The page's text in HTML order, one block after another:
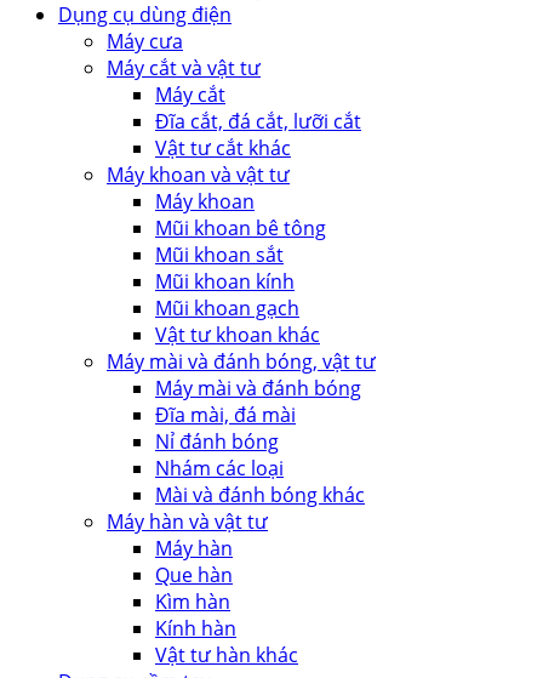
Dụng cụ dùng điện
Máy cưa
Máy cắt và vật tư
Máy cắt
Đĩa cắt, đá cắt, lưỡi cắt
Vật tư cắt khác
Máy khoan và vật tư
Máy khoan
Mũi khoan bê tông
Mũi khoan sắt
Mũi khoan kính
Mũi khoan gạch
Vật tư khoan khác
Máy mài và đánh bóng, vật tư
Máy mài và đánh bóng
Đĩa mài, đá mài
Nỉ đánh bóng
Nhám các loại
Mài và đánh bóng khác
Máy hàn và vật tư
Máy hàn
Que hàn
Kìm hàn
Kính hàn
Vật tư hàn khác